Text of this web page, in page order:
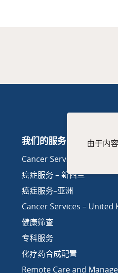
我们的服务
Cancer Services – Australia
癌症服务 – 新西兰
癌症服务–亚洲
Cancer Services – United
健康筛查
专科服务
化疗药合成配置
Remote Care and
由于内